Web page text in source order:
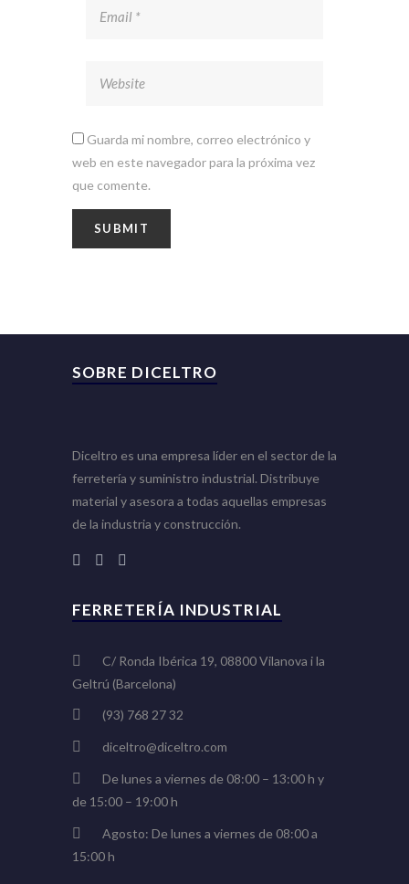
Guarda mi nombre, correo electrónico y
web en este navegador para la próxima vez
que comente.
SOBRE DICELTRO
Diceltro es una empresa líder en el sector de la
ferretería y suministro industrial. Distribuye
material y asesora a todas aquellas empresas
de la industria y construcción.
FERRETERÍA INDUSTRIAL
C/ Ronda Ibérica 19, 08800 Vilanova i la
Geltrú (Barcelona)
(93) 768 27 32
diceltro@diceltro.com
De lunes a viernes de 08:00 – 13:00 h y
de 15:00 – 19:00 h
Agosto: De lunes a viernes de 08:00 a
15:00 h